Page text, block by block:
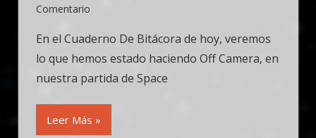
Comentario
En el Cuaderno De Bitácora de hoy, veremos
lo que hemos estado haciendo Off Camera, en
nuestra partida de Space
Leer Más »